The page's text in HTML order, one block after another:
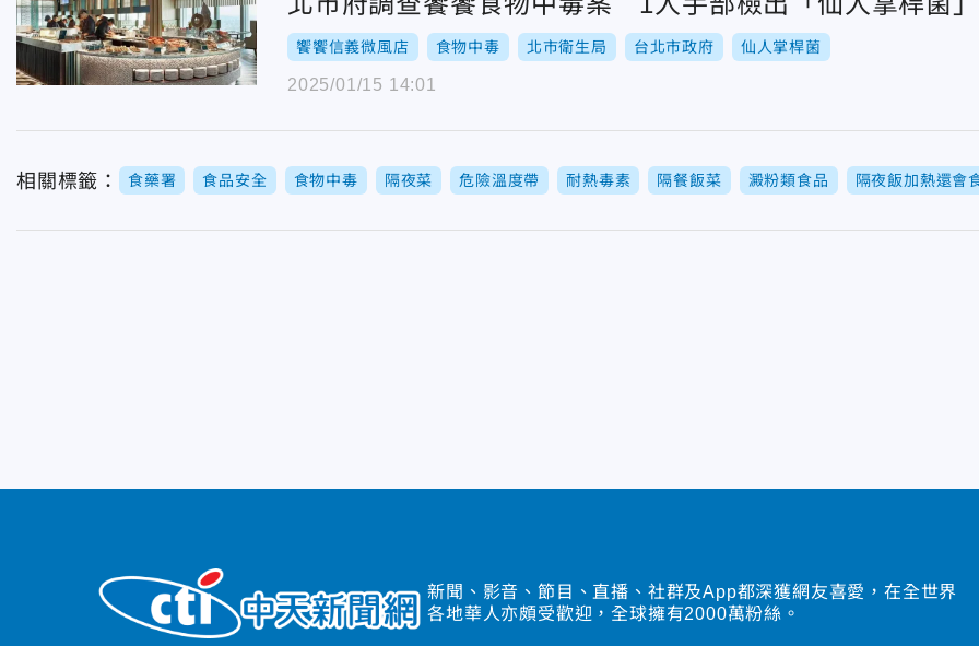
饗饗信義微風店 食物中毒 北市衛生局 台北市政府 仙人掌桿菌
2025/01/15 14:01
相關標籤： 食藥署 食品安全 食物中毒 隔夜菜 危險溫度帶 耐熱毒素 隔餐飯菜 澱粉類食品 隔夜飯加熱還會
新聞、影音、節目、直播、社群及App都深獲網友喜愛，在全世界
各地華人亦頗受歡迎，全球擁有2000萬粉絲。